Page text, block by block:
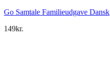
Go Samtale Familieudgave Dansk
149kr.